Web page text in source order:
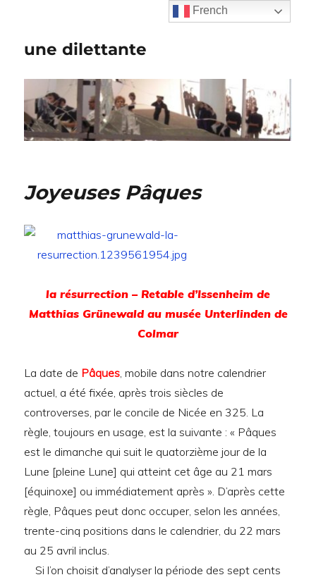
une dilettante
Joyeuses Pâques
la résurrection – Retable d’Issenheim de
Matthias Grünewald au musée Unterlinden de
Colmar
La date de Pâques, mobile dans notre calendrier
actuel, a été fixée, après trois siècles de
controverses, par le concile de Nicée en 325. La
règle, toujours en usage, est la suivante : « Pâques
est le dimanche qui suit le quatorzième jour de la
Lune [pleine Lune] qui atteint cet âge au 21 mars
[équinoxe] ou immédiatement après ». D’après cette
règle, Pâques peut donc occuper, selon les années,
trente-cinq positions dans le calendrier, du 22 mars
au 25 avril inclus.
Si l’on choisit d’analyser la période des sept cents
French